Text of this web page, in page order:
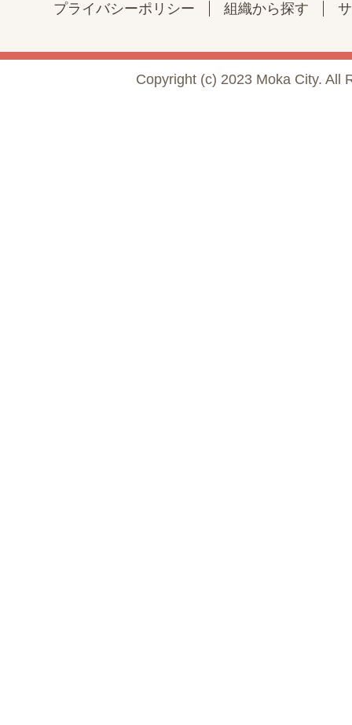
プライバシーポリシー 組織から探す
Copyright (c) 2023 Moka City. All